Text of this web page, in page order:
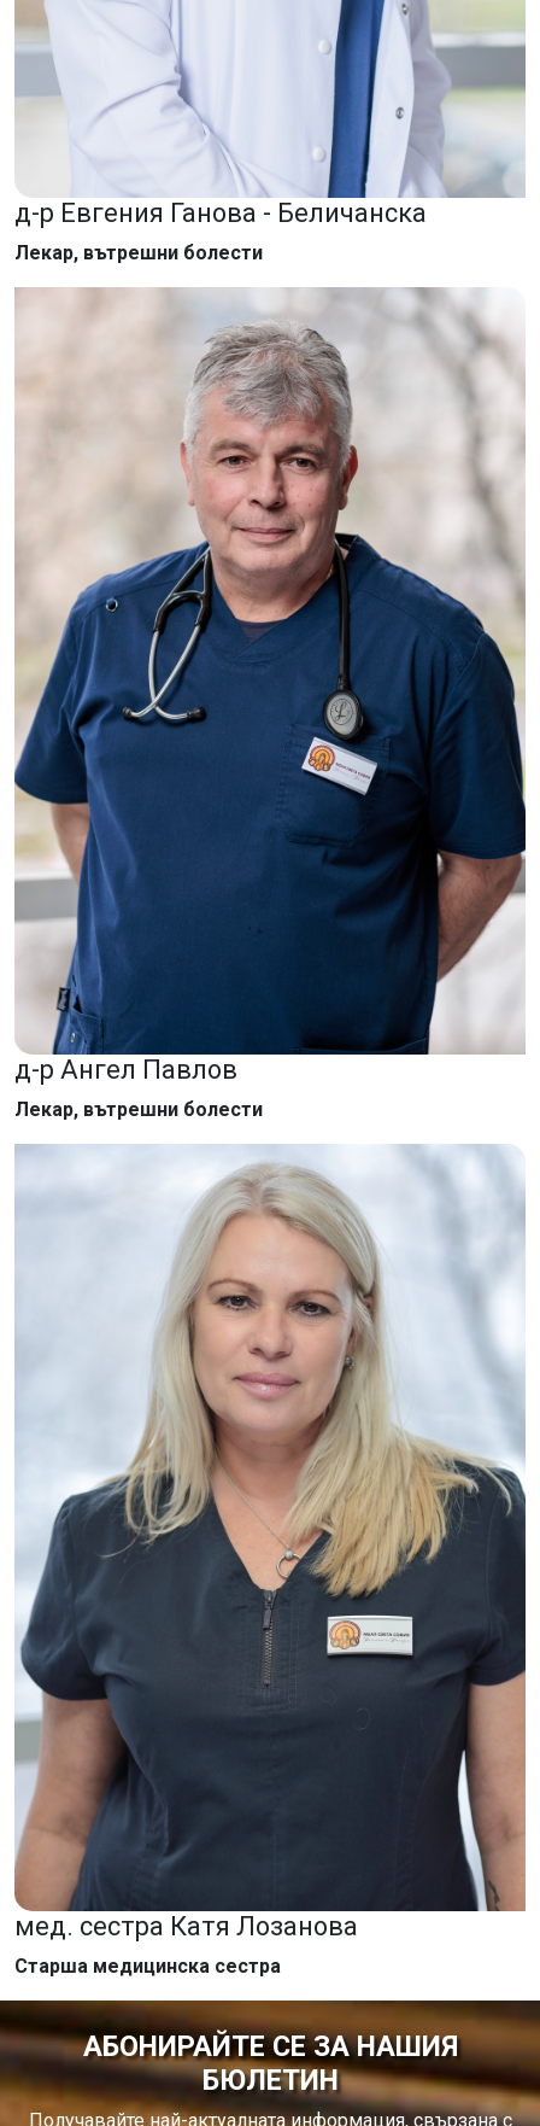
д-р Евгения Ганова - Беличанска
Лекар, вътрешни болести
д-р Ангел Павлов
Лекар, вътрешни болести
мед. сестра Катя Лозанова
Старша медицинска сестра
АБОНИРАЙТЕ СЕ ЗА НАШИЯ
БЮЛЕТИН
Получавайте най-актуалната информация, свързана с